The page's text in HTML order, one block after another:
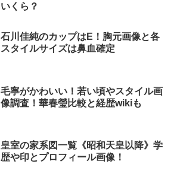
いくら？
石川佳純のカップはE！胸元画像と各
スタイルサイズは鼻血確定
毛寧がかわいい！若い頃やスタイル画
像調査！華春瑩比較と経歴wikiも
皇室の家系図一覧《昭和天皇以降》学
歴や印とプロフィール画像！